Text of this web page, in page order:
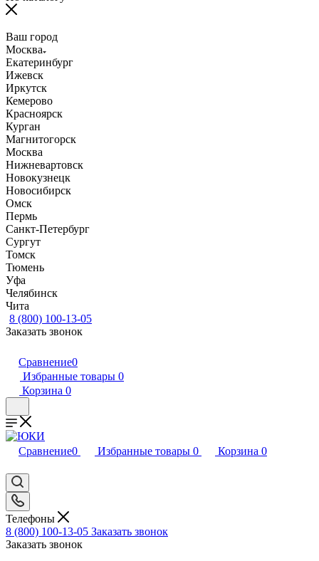
Ваш город
Москва
Екатеринбург
Ижевск
Иркутск
Кемерово
Красноярск
Курган
Магнитогорск
Москва
Нижневартовск
Новокузнецк
Новосибирск
Омск
Пермь
Санкт-Петербург
Сургут
Томск
Тюмень
Уфа
Челябинск
Чита
8 (800) 100-13-05
Заказать звонок
Сравнение0
Избранные товары 0
Корзина 0
Сравнение0 Избранные товары 0 Корзина 0
Телефоны
8 (800) 100-13-05 Заказать звонок
Заказать звонок